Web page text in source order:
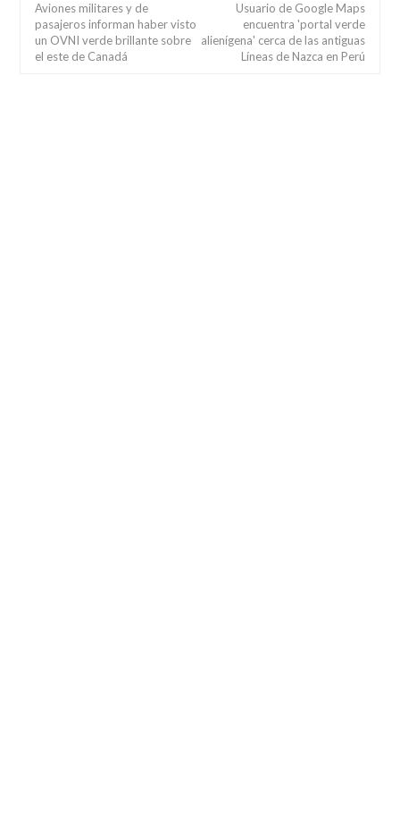
Aviones militares y de
pasajeros informan haber visto
un OVNI verde brillante sobre
el este de Canadá
Usuario de Google Maps
encuentra 'portal verde
alienígena' cerca de las antiguas
Líneas de Nazca en Perú